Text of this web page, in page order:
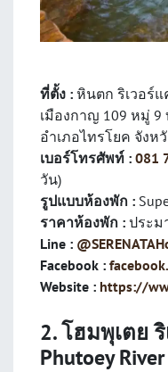
ที่ตั้ง : หินตก ริเวอร์
เมืองกาญ 109 หมู่ 9
อำเภอไทรโยค จังห
เบอร์โทรศัพท์ : 081
วัน)
รูปแบบห้องพัก :
ราคาห้องพัก : ประม
Line :
Facebook :
Website : https://
2. โฮมพุเตย
Phutoey